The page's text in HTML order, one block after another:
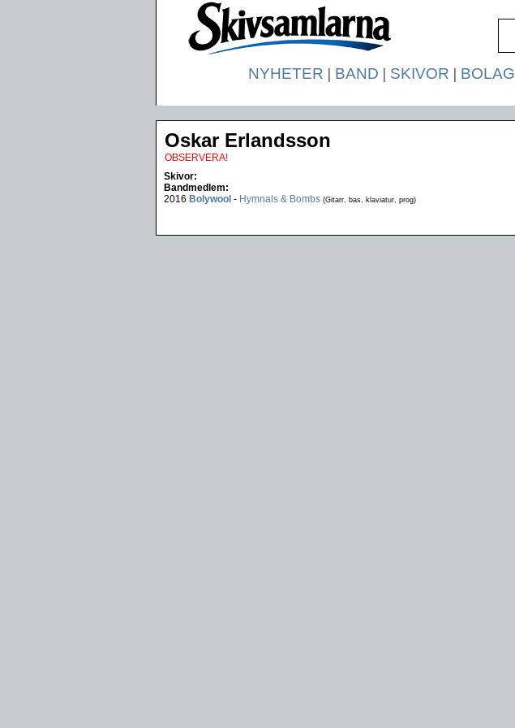
NYHETER | BAND | SKIVOR | BOLAG
Oskar Erlandsson
OBSERVERA!
Skivor:
Bandmedlem:
2016 Bolywool - Hymnals & Bombs (Gitarr, bas, klaviatur, prog)